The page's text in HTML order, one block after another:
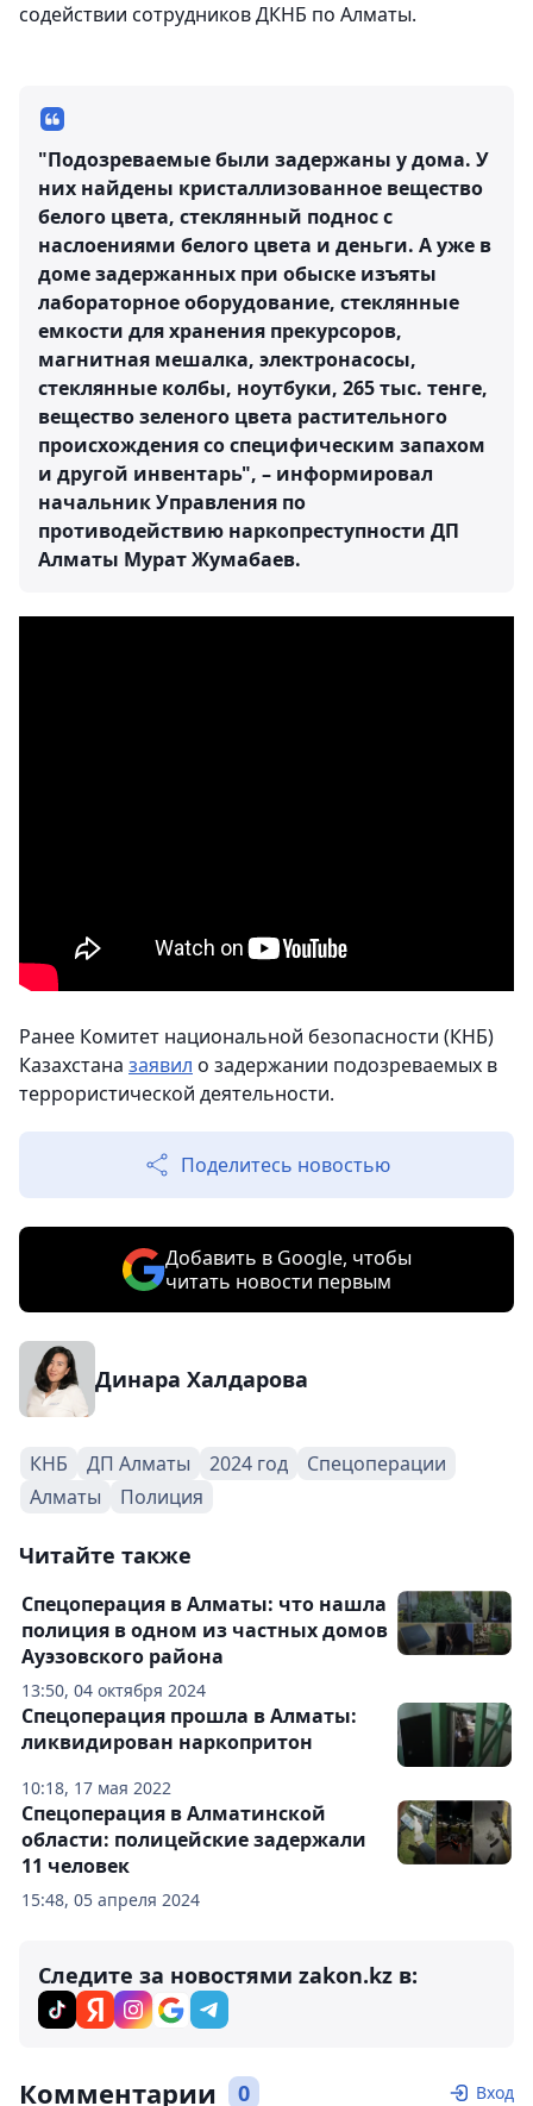
содействии сотрудников ДКНБ по Алматы.
"Подозреваемые были задержаны у дома. У
них найдены кристаллизованное вещество
белого цвета, стеклянный поднос с
наслоениями белого цвета и деньги. А уже в
доме задержанных при обыске изъяты
лабораторное оборудование, стеклянные
емкости для хранения прекурсоров,
магнитная мешалка, электронасосы,
стеклянные колбы, ноутбуки, 265 тыс. тенге,
вещество зеленого цвета растительного
происхождения со специфическим запахом
и другой инвентарь", – информировал
начальник Управления по
противодействию наркопреступности ДП
Алматы Мурат Жумабаев.
Ранее Комитет национальной безопасности (КНБ)
Казахстана заявил о задержании подозреваемых в
террористической деятельности.
Поделитесь новостью
Добавить в Google, чтобы
читать новости первым
Динара Халдарова
КНБ ДП Алматы 2024 год
Спецоперации
Алматы
Полиция
Читайте также
13:50, 04 октября 2024
Спецоперация в Алматы: что нашла
полиция в одном из частных домов
Ауэзовского района
10:18, 17 мая 2022
Спецоперация прошла в Алматы:
ликвидирован наркопритон
15:48, 05 апреля 2024
Спецоперация в Алматинской
области: полицейские задержали
11 человек
Следите за новостями zakon.kz в:
Комментарии 0 Вход